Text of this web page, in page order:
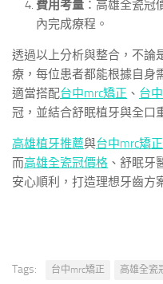
費用考量 ：高雄全瓷
內完成療程。
透過以上分析與整合，不論
療，每位患者都能根據自身
適當搭配台中mrc矯正 、 台
冠，並結合舒眠植牙與全口
高雄植牙推薦與台中mrc矯正
而高雄全瓷冠價格 、舒眠牙
安心順利，打造理想牙齒方
Tags: 台中mrc矯正 高雄全瓷